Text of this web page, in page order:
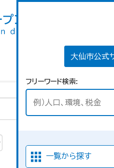
大仙市公式
フリーワード検索
一覧から探す